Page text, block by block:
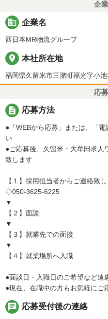
企
business 企業名
西日本MR物流グループ
place 本社所在地
福岡県久留米市三潴町福光字小
応
description 応募方法
●「WEBから応募」または、「
い
●ご応募後、久留米・大牟田求人
致します
【１】採用担当者からご連絡致
◇050-3625-6225
▼
【２】面談
▼
【３】就業先での面接
▼
【４】就業場所へ入職
●面談日・入職日のご希望など遠
●現在、在職中の方もお気軽にご
chat 応募受付後の連絡